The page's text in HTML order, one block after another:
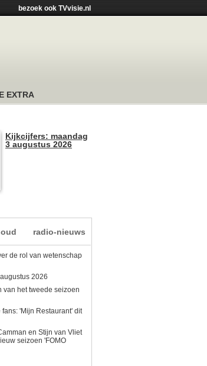
bezoek ook TVvisie.nl
EXTRA
Kijkcijfers: maandag
3 augustus 2026
radio-nieuws
de rol van wetenschap
2026
van het tweede seizoen
'Mijn Restaurant' dit
en Stijn van Vliet
seizoen 'FOMO